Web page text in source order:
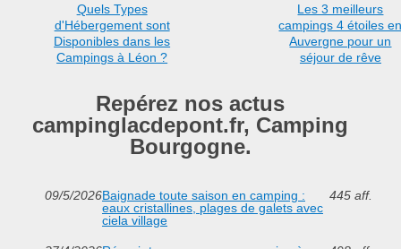
Quels Types
d'Hébergement sont
Disponibles dans les
Campings à Léon ?
Les 3 meilleurs
campings 4 étoiles
Auvergne pour un
séjour de rêve
Repérez nos actus
campinglacdepont.fr, Camping
Bourgogne.
09/5/2026Baignade toute saison en camping :
eaux cristallines, plages de galets avec
ciela village
445 aff.